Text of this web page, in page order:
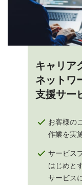
キャリア
ネットワ
支援サー
お客様の
作業を実
サービス
はじめと
サービス